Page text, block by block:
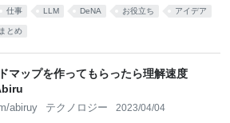
仕事 LLM DeNA お役立ち アイデア
まとめ
マップを作ってもらったら理解速度
abiruy テクノロジー 2023/04/04